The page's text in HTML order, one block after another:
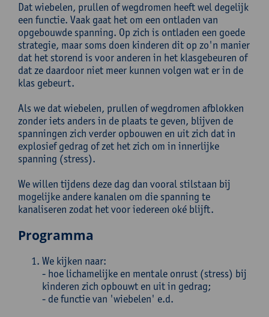
Dat wiebelen, prullen of wegdromen heeft wel degelijk
een functie. Vaak gaat het om een ontladen van
opgebouwde spanning. Op zich is ontladen een goede
strategie, maar soms doen kinderen dit op zo'n manier
dat het storend is voor anderen in het klasgebeuren of
dat ze daardoor niet meer kunnen volgen wat er in de
klas gebeurt.
Als we dat wiebelen, prullen of wegdromen afblokken
zonder iets anders in de plaats te geven, blijven de
spanningen zich verder opbouwen en uit zich dat in
explosief gedrag of zet het zich om in innerlijke
spanning (stress).
We willen tijdens deze dag dan vooral stilstaan bij
mogelijke andere kanalen om die spanning te
kanaliseren zodat het voor iedereen oké blijft.
Programma
We kijken naar:
- hoe lichamelijke en mentale onrust (stress) bij
kinderen zich opbouwt en uit in gedrag;
- de functie van 'wiebelen' e.d.